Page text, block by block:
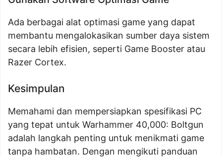
Ada berbagai alat optimasi game yang dapat
membantu mengalokasikan sumber daya sistem
secara lebih efisien, seperti Game Booster atau
Razer Cortex.
Kesimpulan
Memahami dan mempersiapkan spesifikasi PC
yang tepat untuk Warhammer 40,000: Boltgun
adalah langkah penting untuk menikmati game
tanpa hambatan. Dengan mengikuti panduan